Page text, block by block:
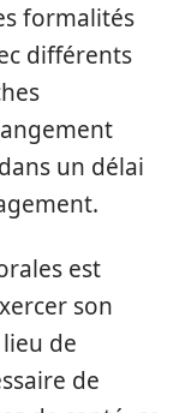
formalités
différents
un délai
est
son
de
de